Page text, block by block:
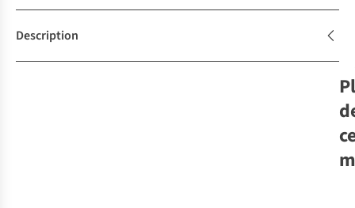
Description